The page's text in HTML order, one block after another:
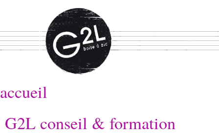
accueil
G2L conseil & formation